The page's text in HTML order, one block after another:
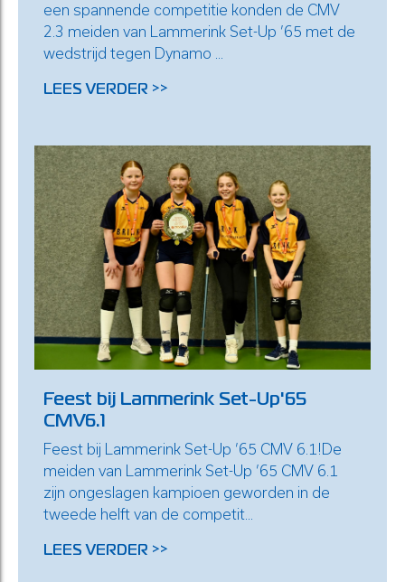
een spannende competitie konden de CMV
2.3 meiden van Lammerink Set-Up ’65 met de
wedstrijd tegen Dynamo ...
LEES VERDER >>
Feest bij Lammerink Set-Up'65
CMV6.1
Feest bij Lammerink Set-Up ’65 CMV 6.1!De
meiden van Lammerink Set-Up ’65 CMV 6.1
zijn ongeslagen kampioen geworden in de
tweede helft van de competit...
LEES VERDER >>